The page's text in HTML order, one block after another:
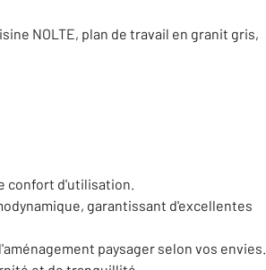
NOLTE, plan de travail en granit gris,
confort d'utilisation.
garantissant d'excellentes
paysager selon vos envies.